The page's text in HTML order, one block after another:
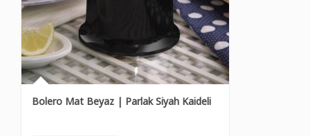
Bolero Mat Beyaz | Parlak Siyah Kaideli